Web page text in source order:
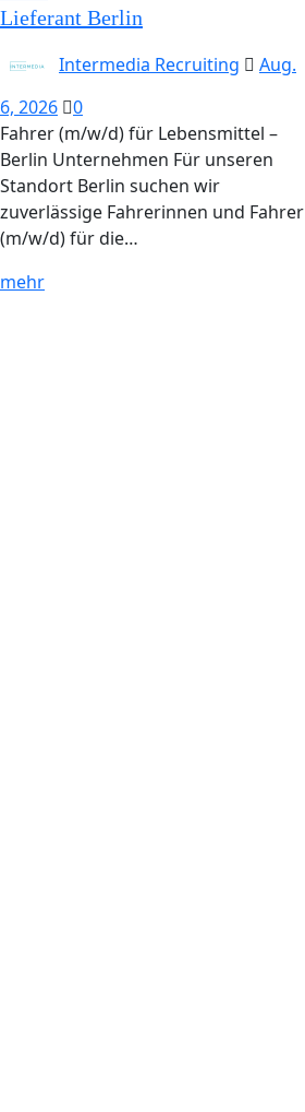
Lieferant Berlin
Intermedia Recruiting
Aug.
6, 2026
0
Fahrer (m/w/d) für Lebensmittel –
Berlin Unternehmen Für unseren
Standort Berlin suchen wir
zuverlässige Fahrerinnen und Fahrer
(m/w/d) für die…
mehr